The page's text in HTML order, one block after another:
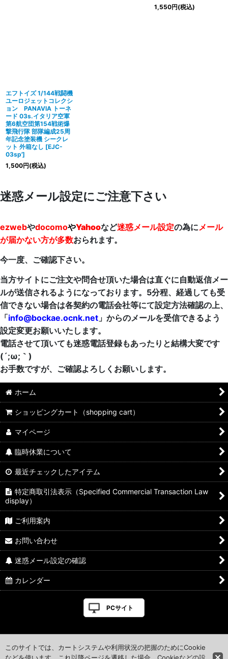
1,550円(税込)
エフトイズ 1/144戦闘機
ユーロジェットコレクシ
ョン PANAVIA トーネ
ード 03s.イタリア空軍
第6航空団第154戦術爆
撃飛行隊 部隊編成25周
年記念塗装機 シークレ
ット 外箱なし [EJC-
03sp']
1,500円(税込)
迷惑メール設定にご注意下さい
ezwebやdocomoやYahooなど迷惑メール設定の為に メール
が届かない方が多数おられます。
今一度、ご確認下さい。
当方サイトにご注文や問合せ頂いた場合は直ぐに自動返信メー
ルが送信されるようになっております。5分程、経過しても受
信できない場合は各契約の電話会社等にて設定方法確認の上、
「info@bockae.ocnk.net 」からのメールを受信できるよう
設定変更お願いいたします。
電話させて頂いても迷惑電話登録もあったりと結構大変です
(´;ω;｀)
お手数ですが、ご確認よろしくお願いします。
ホーム
ショッピングカート（shopping cart）
マイページ
臨時休業について
最近チェックしたアイテム
特定商取引法表示（Specified Commercial Transaction Law
display）
ご利用案内
お問い合わせ
迷惑メール設定の確認
カレンダー
PCサイト
このサイトでは、カートシステムや利用状況の把握のためにCookie